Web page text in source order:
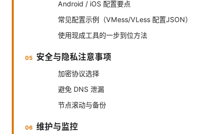
Android / iOS 配置要点
常见配置示例（VMess/VLess 配置JSON）
使用现成工具的一步到位方法
安全与隐私注意事项
加密协议选择
避免 DNS 泄漏
节点滚动与备份
维护与监控